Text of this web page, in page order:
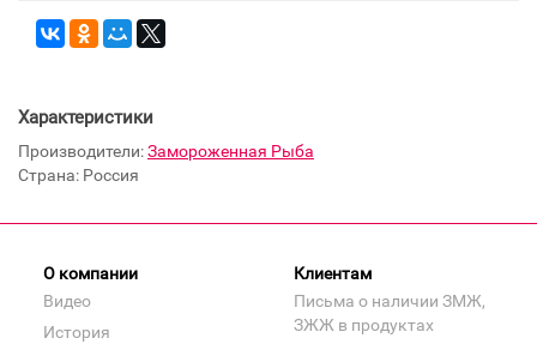
Характеристики
Производители:Замороженная Рыба
Страна: Россия
О компании
Видео
История
Клиентам
Письма о наличии ЗМЖ,
ЗЖЖ в продуктах